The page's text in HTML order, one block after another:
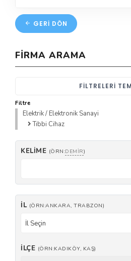
GERI DÖN
FIRMA ARAMA
FILTRELERI
Filtre
Elektrik / Elektronik Sanayi
Tıbbi Cihaz
KELIME (ÖRN:DEMIR)
İL (ÖRN:ANKARA, TRABZON)
İl Seçin
İLÇE (ÖRN:KADIKÖY, KAŞ)